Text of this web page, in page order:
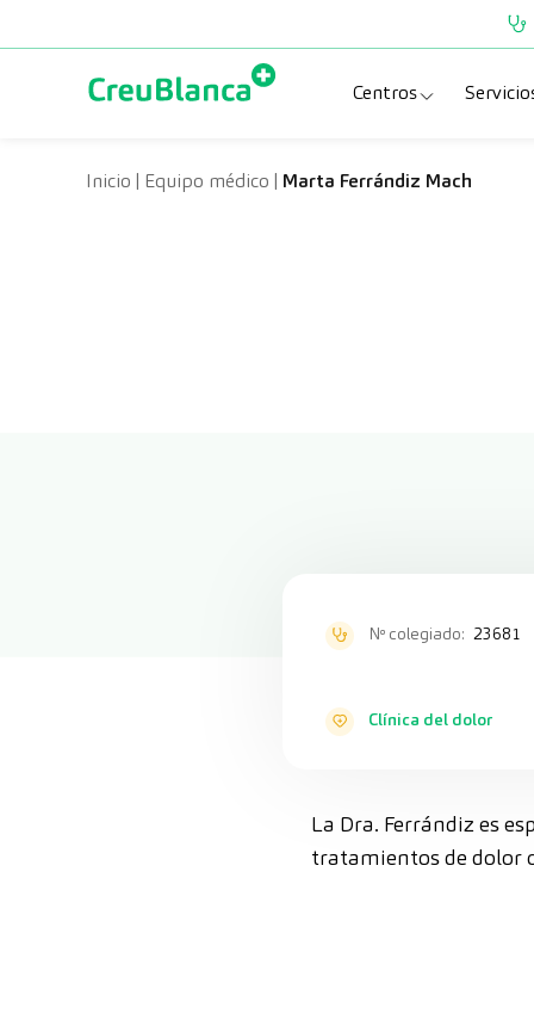
Centros
Clínica CreuBlanca
Inicio | Equipo médico | Marta Ferrándiz Mach
Nº colegiado: 23681
Clínica del dolor
La Dra. Ferrándiz es
tratamientos de dolor